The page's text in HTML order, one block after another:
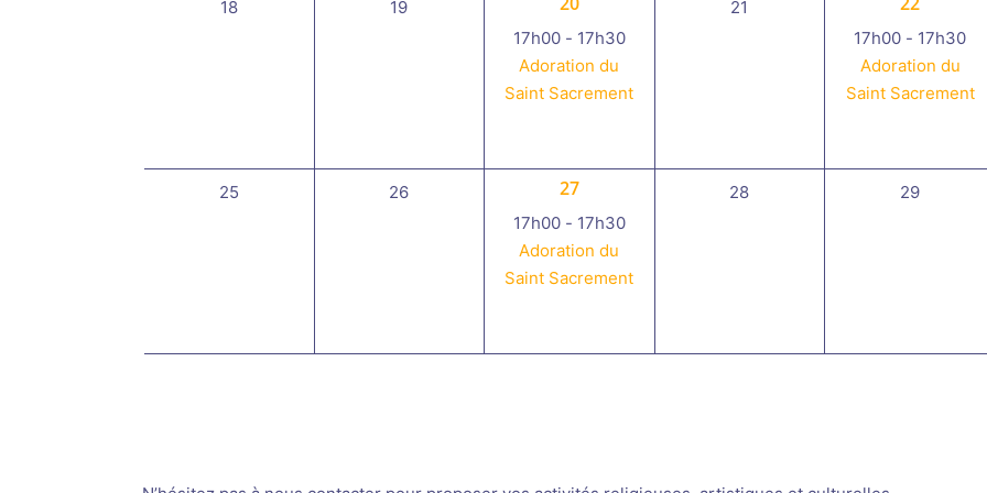
018
0
19
17h00 - 17h30
Adoration du
Saint Sacrement
0
21
17h00 - 17h30
Adoration du
Saint Sacrement
0
25
0
26
1
27
17h00 - 17h30
Adoration du
Saint Sacrement
0
28
0
29